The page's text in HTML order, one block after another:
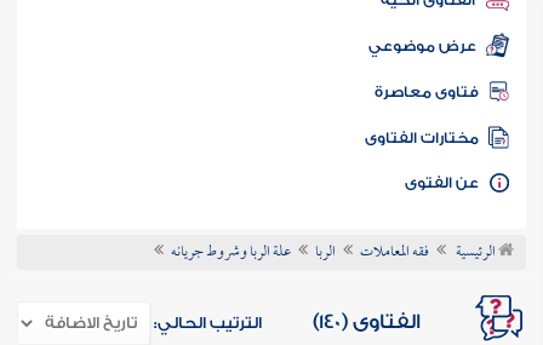
الفتاوى الحية
عرض موضوعي
فتاوى معاصرة
مختارات الفتاوى
الفتوى
الرئيسية فقه المعاملات الربا علة الربا وشروط جريانه
الفتاوى (140) الترتيب الحالي: